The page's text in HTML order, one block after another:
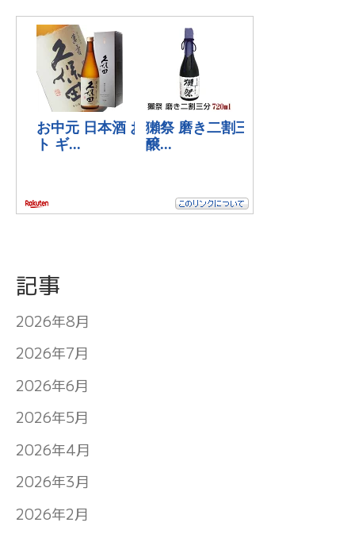
記事
2026年8月
2026年7月
2026年6月
2026年5月
2026年4月
2026年3月
2026年2月